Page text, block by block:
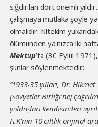
sığdırılan dört önemli
çalışmaya mutlaka şöyle ya
olmalıdır. Nitekim
ölümünden yalnızca iki
Mektup’ta (30 Eylül
şunlar söylenmektedir:
“1933-35 yılları, Dr. Hikmet
[Sovyetler Birliği’ne]
yoldaşları kendisinden
H.K’nın 10 ciltlik orijinal